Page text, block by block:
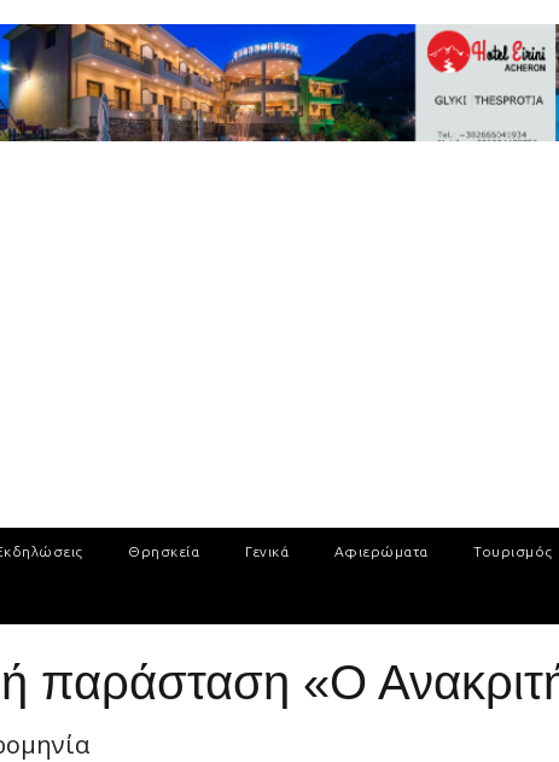
Θρησκεία Γενικά Αφιερώματα Τουρισμός
παράσταση «Ο